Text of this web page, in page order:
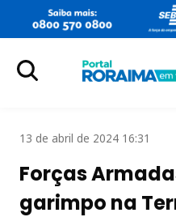
13 de abril de 2024 16:31
Forças
garimpo na